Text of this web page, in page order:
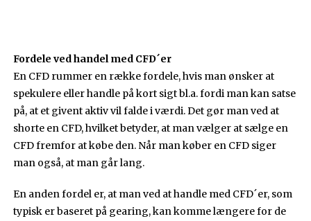
Fordele ved handel med CFD´er
En CFD rummer en række fordele, hvis man ønsker at
spekulere eller handle på kort sigt bl.a. fordi man kan satse
på, at et givent aktiv vil falde i værdi. Det gør man ved at
shorte en CFD, hvilket betyder, at man vælger at sælge en
CFD fremfor at købe den. Når man køber en CFD siger
man også, at man går lang.
En anden fordel er, at man ved at handle med CFD´er, som
typisk er baseret på gearing, kan komme længere for de